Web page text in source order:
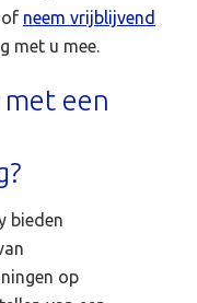
of neem vrijblijvend
met u mee.
een
bieden
op